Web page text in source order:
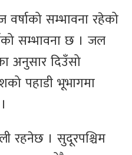
सम्भावना रहेको
सम्भावना छ । जल
अनुसार दिउँसो
पहाडी भूभागमा
रहनेछ । सुदूरपश्चिम